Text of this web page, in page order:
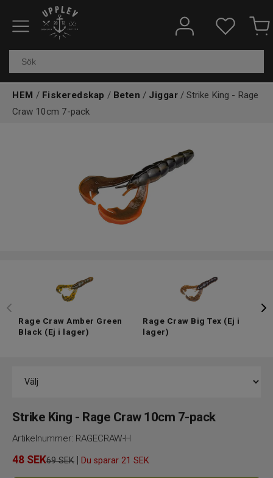
Fiskeredskap
Kläder & skor
HEM / Fiskeredskap / Beten / Jiggar / Strike King - Rage
Craw 10cm 7-pack
Rage Craw Amber Green
Black (Ej i lager)
Rage Craw Big Tex (Ej i
lager)
Strike King - Rage Craw 10cm 7-pack
Artikelnummer: RAGECRAW-H
48 SEK69 SEK | Du sparar 21 SEK